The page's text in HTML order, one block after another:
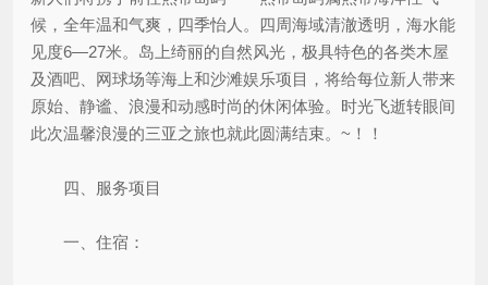
候，全年温和气爽，四季怡人。四周海域清澈透明，海水能
见度6—27米。岛上绮丽的自然风光，极具特色的各类木屋
及酒吧、网球场等海上和沙滩娱乐项目，将给每位新人带来
原始、静谧、浪漫和动感时尚的休闲体验。时光飞逝转眼间
此次温馨浪漫的三亚之旅也就此圆满结束。~！！
四、服务项目
一、住宿：